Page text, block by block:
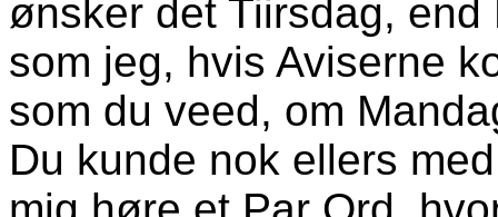
ønsker det Tiirsdag,
som jeg, hvis Aviserne
som du veed, om
Du kunde nok ellers